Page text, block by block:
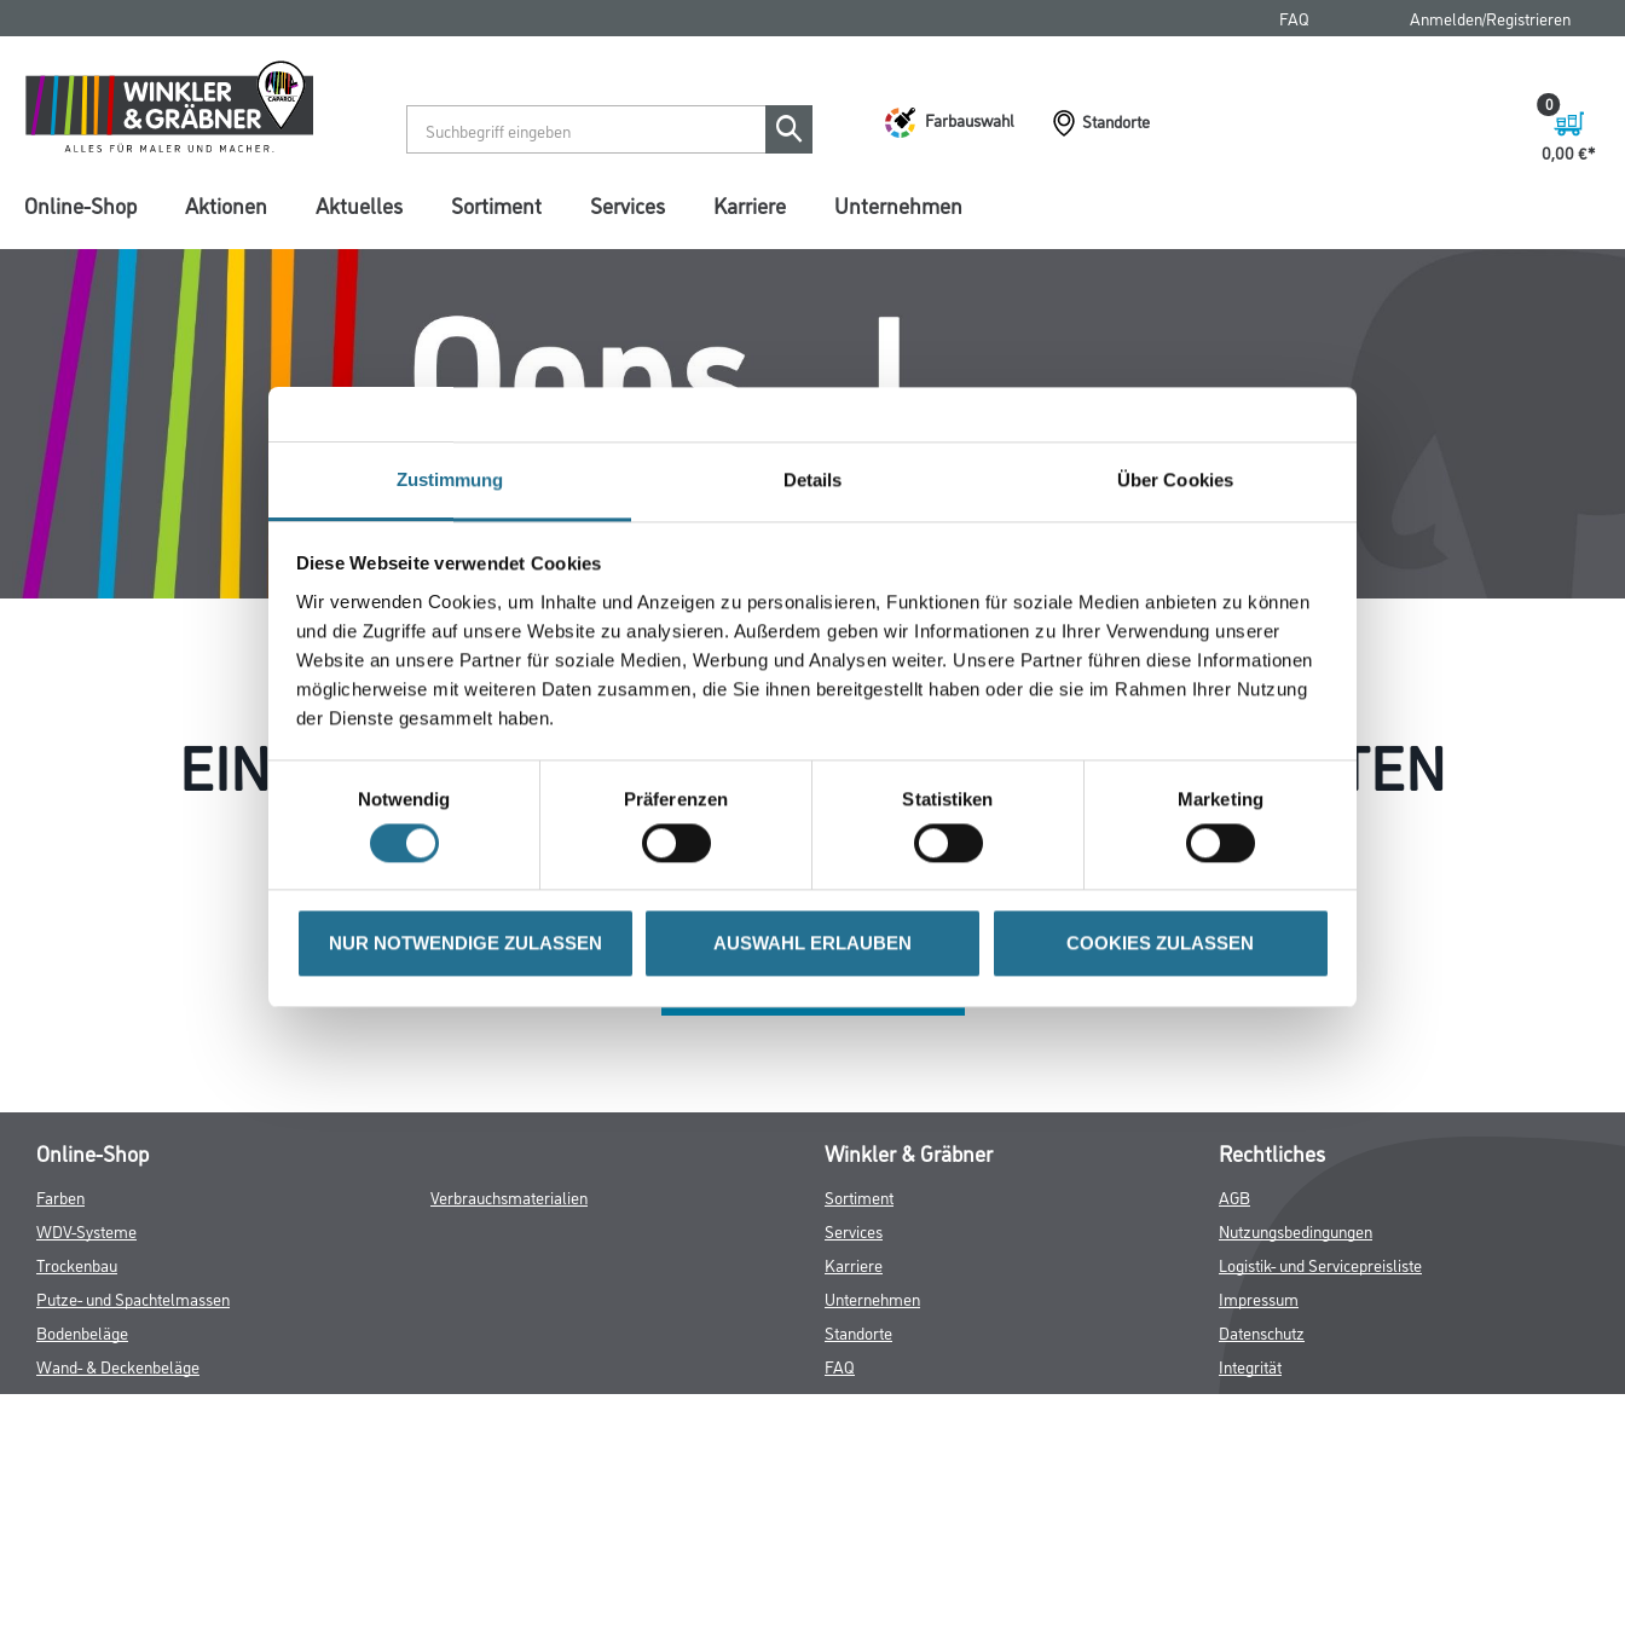
Zustimmung Details Über Cookies
Diese Webseite verwendet Cookies
Wir verwenden Cookies, um Inhalte und Anzeigen zu personalisieren, Funktionen für soziale Medien anbieten zu können
und die Zugriffe auf unsere Website zu analysieren. Außerdem geben wir Informationen zu Ihrer Verwendung unserer
Website an unsere Partner für soziale Medien, Werbung und Analysen weiter. Unsere Partner führen diese Informationen
möglicherweise mit weiteren Daten zusammen, die Sie ihnen bereitgestellt haben oder die sie im Rahmen Ihrer Nutzung
der Dienste gesammelt haben.
Notwendig
Präferenzen Statistiken Marketing
NUR NOTWENDIGE ZULASSEN AUSWAHL ERLAUBEN COOKIES ZULASSEN
springen
springen
FAQ Anmelden/Registrieren
Farbauswahl
Standorte
0,00 €
0
Online-Shop Aktionen Aktuelles Sortiment Services Karriere Unternehmen
EIN KLEINER ZWISCHENFALL IST AUFGETRETEN
Keine Sorge, wir pinseln schon an der Lösung und werden das Problem so schnell wie möglich beheben.
Erkunden Sie in der Zwischenzeit unseren Online-Shop und lassen Sie sich inspirieren.
Online-Shop
Farben
WDV-Systeme
Trockenbau
Putze- und Spachtelmassen
Bodenbeläge
Wand- & Deckenbeläge
Werkzeuge & Maschinen
Verbrauchsmaterialien
Winkler & Gräbner
Sortiment
Services
Karriere
Unternehmen
Standorte
FAQ
Rechtliches
AGB
Nutzungsbedingungen
Logistik- und Servicepreisliste
Impressum
Datenschutz
Integrität
Kontakt